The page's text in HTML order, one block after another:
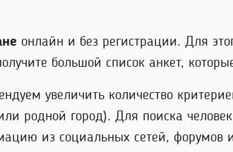
онлайн и без регистрации. Для
большой список анкет, которые
увеличить количество
родной город). Для поиска
из социальных сетей, форумов